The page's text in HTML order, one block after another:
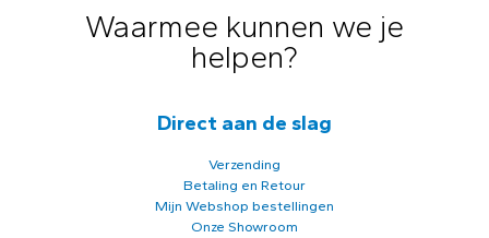
Waarmee kunnen we je
helpen?
Direct aan de slag
Verzending
Betaling en Retour
Mijn Webshop bestellingen
Onze Showroom